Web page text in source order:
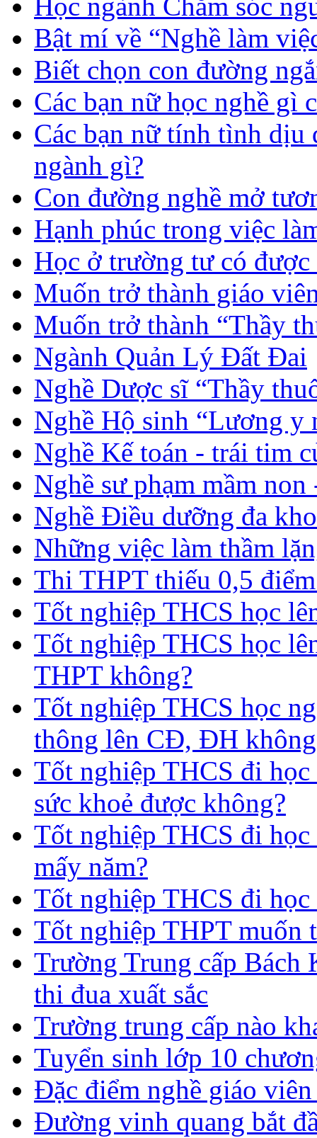
Học ngành Chăm sóc
Bật mí về “Nghề làm
Biết chọn con đường
Các bạn nữ học nghề gì
Các bạn nữ tính tình dịu
ngành gì?
Con đường nghề mở
Hạnh phúc trong việc
Học ở trường tư có
Muốn trở thành giáo
Muốn trở thành “Thầy
Ngành Quản Lý Đất Đai
Nghề Dược sĩ “Thầy
Nghề Hộ sinh “Lương y
Nghề Kế toán - trái tim
Nghề sư phạm mầm
Nghề Điều dưỡng đa
Những việc làm thầm
Thi THPT thiếu 0,5
Tốt nghiệp THCS học
Tốt nghiệp THCS học
THPT không?
Tốt nghiệp THCS học
thông lên CĐ, ĐH
Tốt nghiệp THCS đi học
sức khoẻ được không?
Tốt nghiệp THCS đi
mấy năm?
Tốt nghiệp THCS đi
Tốt nghiệp THPT muốn
Trường Trung cấp Bách
thi đua xuất sắc
Trường trung cấp nào
Tuyển sinh lớp 10
Đặc điểm nghề giáo
Đường vinh quang bắt